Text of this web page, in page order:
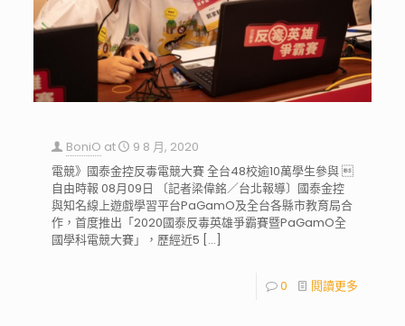
BoniO at
9 8 月, 2020
電競》國泰金控反毒電競大賽 全台48校逾10萬學生參與 
自由時報 08月09日 〔記者梁偉銘／台北報導〕國泰金控
與知名線上遊戲學習平台PaGamO及全台各縣市教育局合
作，首度推出「2020國泰反毒英雄爭霸賽暨PaGamO全
國學科電競大賽」，歷經近5 […]
0 閱讀更多